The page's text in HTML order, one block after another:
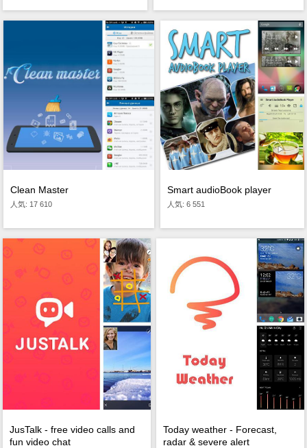
Clean Master
人気: 17 610
Smart audioBook player
人気: 6 551
JusTalk - free video calls and
fun video chat
Today weather - Forecast,
radar & severe alert